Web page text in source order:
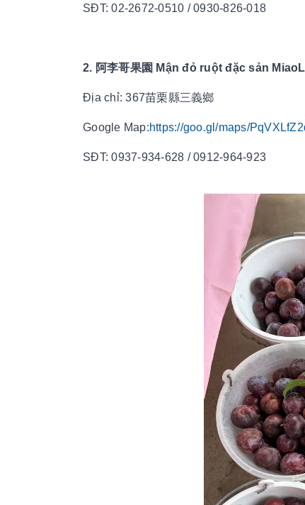
SĐT: 02-2672-0510 / 0930-826-018
2. 阿李哥果園 Mận đỏ ruột đặc sản
Địa chỉ: 367苗栗縣三義鄉
Google Map:https://goo.gl/maps/
SĐT: 0937-934-628 / 0912-964-923